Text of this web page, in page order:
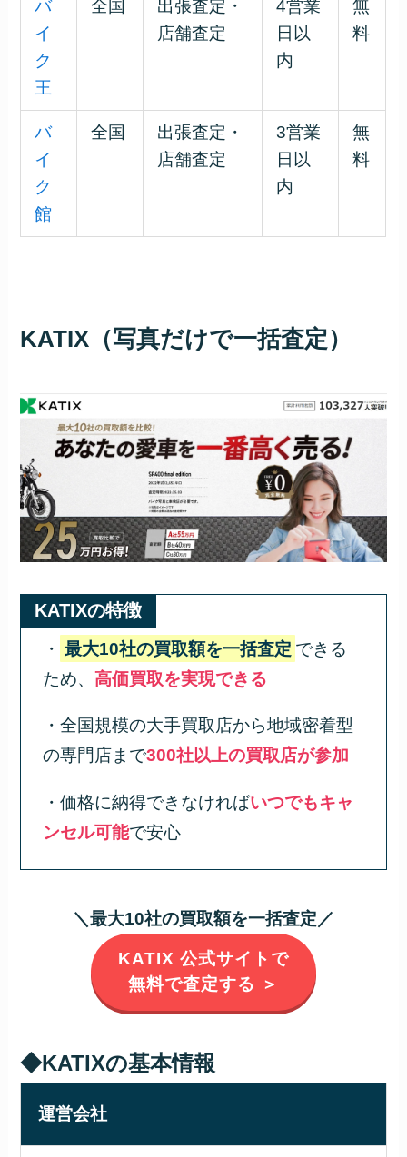
バ
イ
ク
王
全国
出張査定・
店舗査定
4営業
日以
内
無
料
バ
イ
ク
館
全国
出張査定・
店舗査定
3営業
日以
内
無
料
KATIX（写真だけで一括査定）
KATIXの特徴
・ 最大10社の買取額を一括査定 できる
ため、 高価買取を実現できる
・全国規模の大手買取店から地域密着型
の専門店まで300社以上の買取店が参加
・価格に納得できなければいつでもキャ
ンセル可能で安心
＼最大10社の買取額を一括査定／
KATIX 公式サイトで
無料で査定する ＞
◆KATIXの基本情報
運営会社